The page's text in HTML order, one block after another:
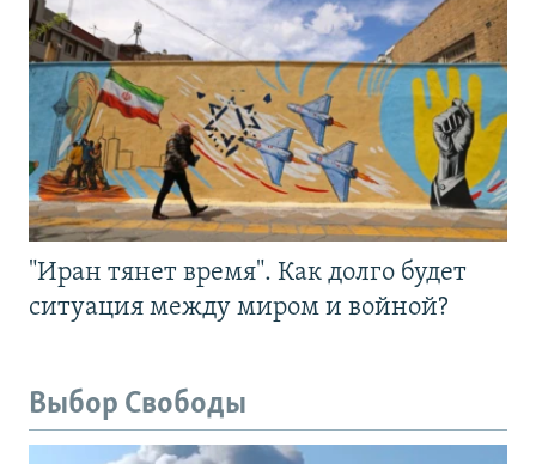
"Иран тянет время". Как долго будет
ситуация между миром и войной?
Выбор Свободы